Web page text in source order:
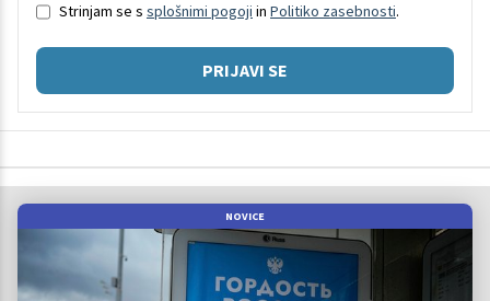
Strinjam se s splošnimi pogoji in Politiko zasebnosti.
PRIJAVI SE
NOVICE